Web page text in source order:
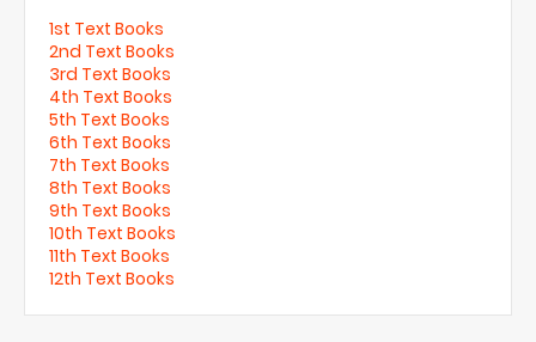
1st Text Books
2nd Text Books
3rd Text Books
4th Text Books
5th Text Books
6th Text Books
7th Text Books
8th Text Books
9th Text Books
10th Text Books
11th Text Books
12th Text Books